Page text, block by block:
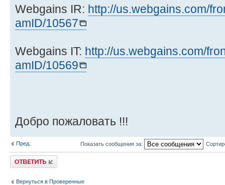
Webgains IR: http://us.webgains.com/
amID/10567
Webgains IT: http://us.webgains.com/
amID/10569
Добро пожаловать !!!
Пред. Показать сообщения за:
Комментировать
Вернуться в Проверенные